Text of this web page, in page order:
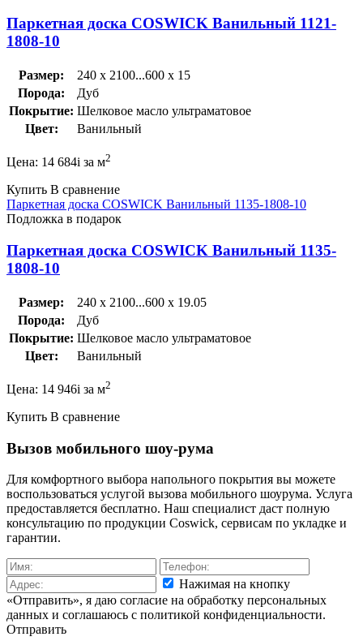
Паркетная доска COSWICK Ванильный 1121-
1808-10
Размер:
240 x 2100...600 x 15
Порода:
Дуб
Покрытие: Шелковое масло ультраматовое
Цвет:
Ванильный
Цена: 14 684i за м2
Купить В сравнение
Паркетная доска COSWICK Ванильный 1135-1808-10
Подложка в подарок
Паркетная доска COSWICK Ванильный 1135-
1808-10
Размер:
240 x 2100...600 x 19.05
Порода:
Дуб
Покрытие: Шелковое масло ультраматовое
Цвет:
Ванильный
Цена: 14 946i за м2
Купить В сравнение
Вызов мобильного шоу-рума
Для комфортного выбора напольного покрытия вы можете
воспользоваться услугой вызова мобильного шоурума. Услуга
предоставляется бесплатно. Наш специалист даст полную
консультацию по продукции Coswick, сервисам по укладке и
гарантии.
Нажимая на кнопку
«Отправить», я даю согласие на обработку персональных
данных и соглашаюсь c политикой конфиденциальности.
Отправить